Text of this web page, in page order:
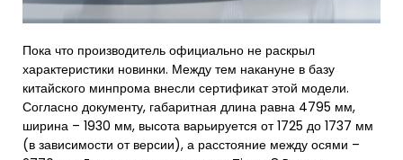
Пока что производитель официально не раскрыл
характеристики новинки. Между тем накануне в базу
китайского минпрома внесли сертификат этой модели.
Согласно документу, габаритная длина равна 4795 мм,
ширина – 1930 мм, высота варьируется от 1725 до 1737 мм
(в зависимости от версии), а расстояние между осями –